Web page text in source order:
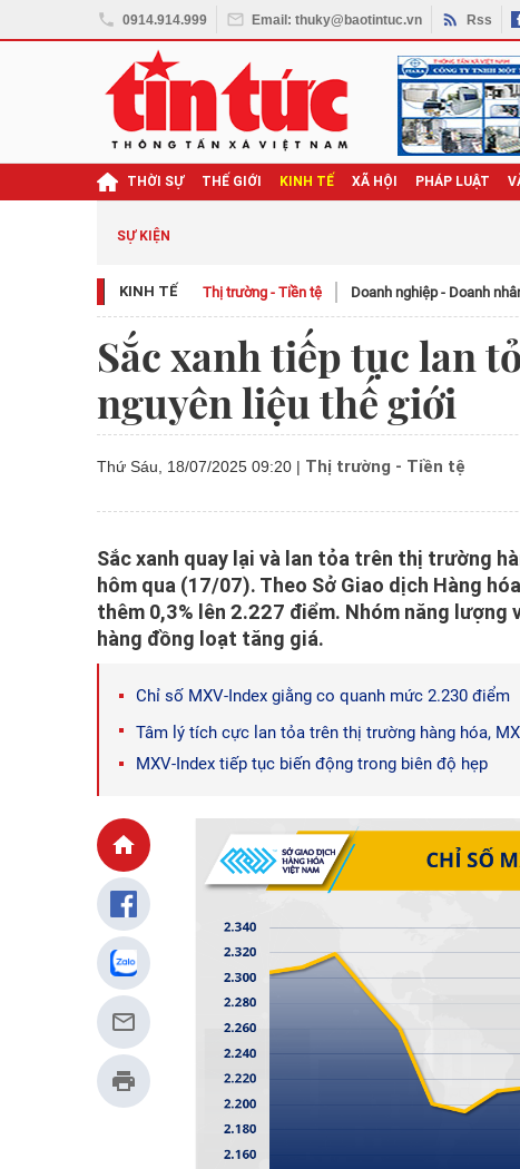
0914.914.999 Email: thuky@baotintuc.vn Rss
THỜI SỰ THẾ GIỚI KINH TẾ XÃ HỘI PHÁP LUẬT
SỰ KIỆN
KINH TẾ Thị trường - Tiền tệ Doanh nghiệp - Doanh
Sắc xanh tiếp tục lan
nguyên liệu thế giới
Thứ Sáu, 18/07/2025 09:20 | Thị trường - Tiền tệ
Sắc xanh quay lại và lan tỏa trên thị trường
hôm qua (17/07). Theo Sở Giao dịch Hàng
thêm 0,3% lên 2.227 điểm. Nhóm năng
hàng đồng loạt tăng giá.
Chỉ số MXV-Index giằng co quanh mức 2.230 điểm
Tâm lý tích cực lan tỏa trên thị trường hàng hóa,
MXV-Index tiếp tục biến động trong biên độ hẹp